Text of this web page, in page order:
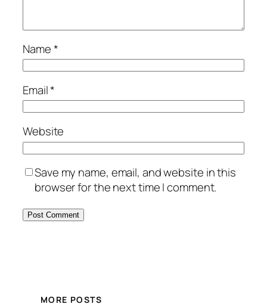
Name*
Email*
Website
Save my name, email, and website in this
browser for the next time I comment.
MORE POSTS